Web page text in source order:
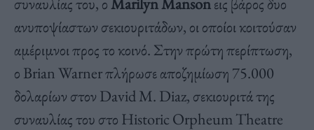
ανυποψίαστων σεκιουριτάδων, οι οποίοι κοιτούσαν
αμέριμνοι προς το κοινό. Στην πρώτη περίπτωση,
ο Brian Warner πλήρωσε αποζημίωση 75.000
δολαρίων στον David M. Diaz, σεκιουριτά της
συναυλίας του στο Historic Orpheum Theatre